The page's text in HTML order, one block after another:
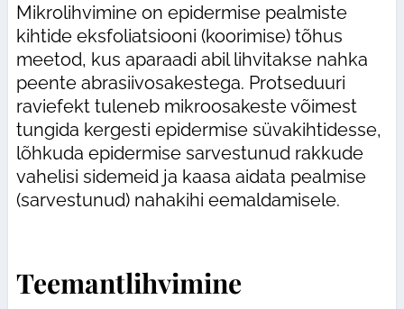
Mikrolihvimine on epidermise pealmiste
kihtide eksfoliatsiooni (koorimise) tõhus
meetod, kus aparaadi abil lihvitakse nahka
peente abrasiivosakestega. Protseduuri
raviefekt tuleneb mikroosakeste võimest
tungida kergesti epidermise süvakihtidesse,
lõhkuda epidermise sarvestunud rakkude
vahelisi sidemeid ja kaasa aidata pealmise
(sarvestunud) nahakihi eemaldamisele.
Teemantlihvimine